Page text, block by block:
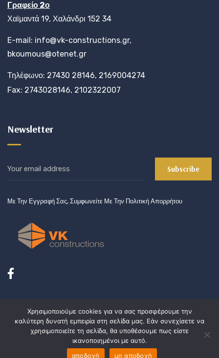
Γραφείο 2ο
Χαϊμαντά 19, Χαλάνδρι 152 34
E-mail: info@vk-constructions.gr,
bkoumous@otenet.gr
Τηλέφωνο: 27430 28146, 2169004274
Fax: 2743028146, 2102322007
Newsletter
Με Την Εγγραφή Σας, Συμφωνείτε Με Την Πολιτική Απορρήτου
Powered by KK Information Technology
Copyright © 2012 VK-Constructions
Χρησιμοποιούμε cookies για να σας προσφέρουμε την
καλύτερη δυνατή εμπειρία στη σελίδα μας. Εάν συνεχίσετε να
χρησιμοποιείτε τη σελίδα, θα υποθέσουμε πως είστε
ικανοποιημένοι με αυτό.
αποδοχή
μη αποδοχή